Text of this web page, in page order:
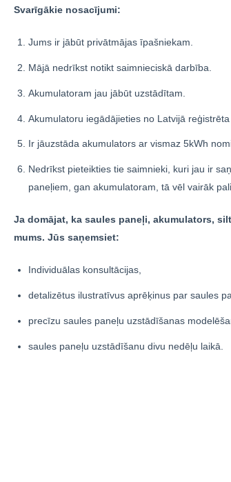
Svarīgākie nosacījumi:
Jums ir jābūt privātmājas īpašniekam.
Mājā nedrīkst notikt saimnieciskā darbība.
Akumulatoram jau jābūt uzstādītam.
Akumulatoru iegādājieties no Latvijā reģistrēta
Ir jāuzstāda akumulators ar vismaz 5kWh
Nedrīkst pieteikties tie saimnieki, kuri jau ir
paneļiem, gan akumulatoram, tā vēl vairāk
Ja domājat, ka saules paneļi, akumulators,
mums. Jūs saņemsiet:
Individuālas konsultācijas,
detalizētus ilustratīvus aprēķinus par saules
precīzu saules paneļu uzstādīšanas
saules paneļu uzstādīšanu divu nedēļu laikā.